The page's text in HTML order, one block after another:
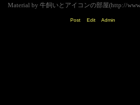
Material by 牛飼いとアイコンの部屋(http://
Post Edit Admin